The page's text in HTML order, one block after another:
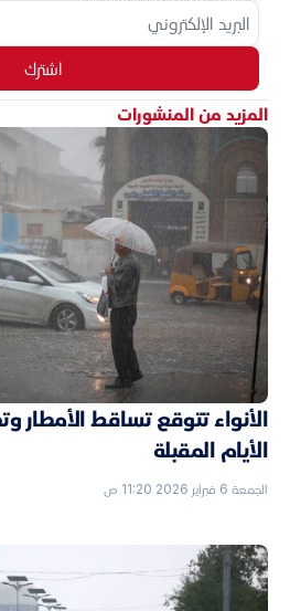
اشترك
المزيد من المنشورات
الأنواء تتوقع تساقط الأمطار
الأيام المقبلة
الجمعة 6 فبراير 2026 11:20 ص